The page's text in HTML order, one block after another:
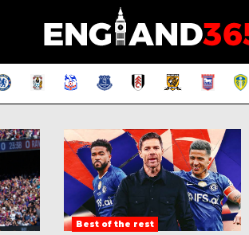
Best of the rest